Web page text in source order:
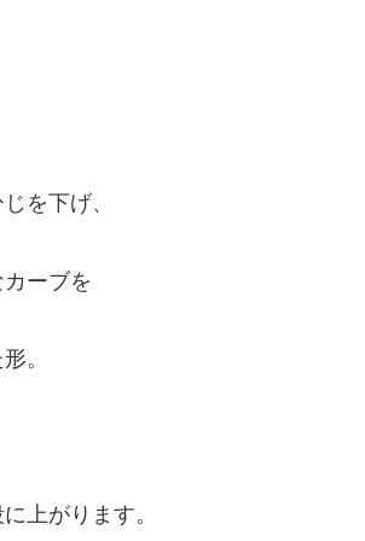
を下げ、
ーブを
。
上がります。